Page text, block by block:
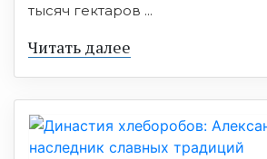
тысяч гектаров ...
Читать далее